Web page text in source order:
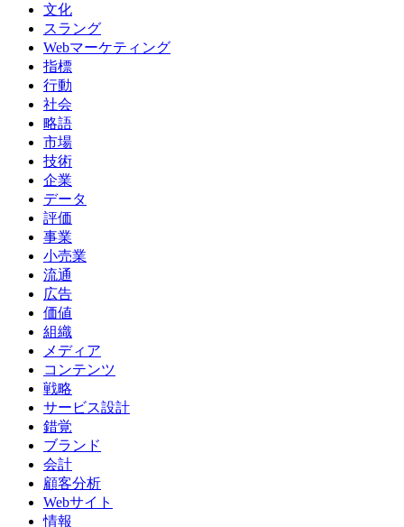
文化
スラング
Webマーケティング
指標
行動
社会
略語
市場
技術
企業
データ
評価
事業
小売業
流通
広告
価値
組織
メディア
コンテンツ
戦略
サービス設計
錯覚
ブランド
会計
顧客分析
Webサイト
情報